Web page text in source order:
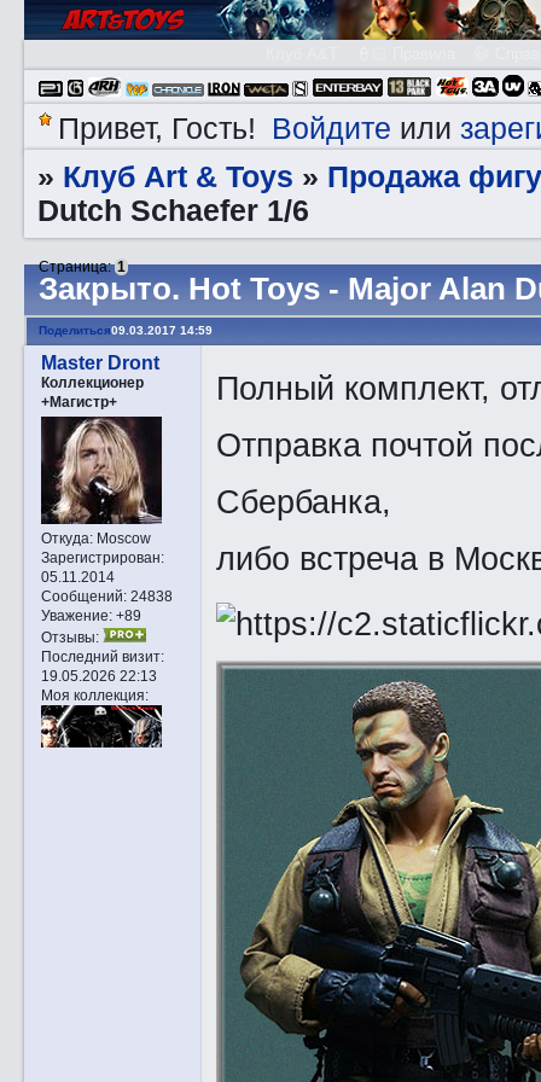
Привет, Гость! Войдите или
» Клуб Art & Toys » Продажа
Dutch Schaefer 1/6
Закрытo. Hot Toys - Major Alan
Страница:1
Поделиться09.03.2017 14:59
Master Dront
Коллекционер
+Магистр+
Откуда:Moscow
Зарегистрирован:
05.11.2014
Сообщений:24838
Уважение: +89
Отзывы:
Последний визит:
19.05.2026 22:13
Моя коллекция:
Полный комплект,
Отправка почтой
Сбербанка,
либо встреча в